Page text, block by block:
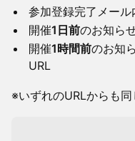
参加登録完了メー
​開催1日前のお知ら
​開催1時間前のお知
URL
​※いずれのURLからも同